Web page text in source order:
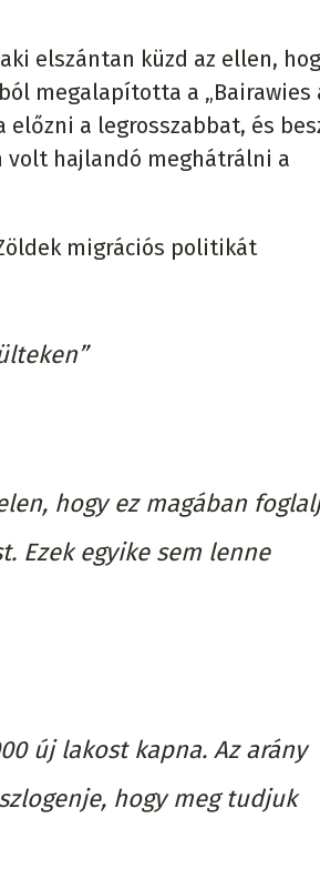
elszántan küzd az ellen,
megalapította a „Bairawies
a legrosszabbat, és
volt hajlandó meghátrálni a
migrációs politikát
hogy ez magában
Ezek egyike sem lenne
új lakost kapna. Az arány
hogy meg tudjuk